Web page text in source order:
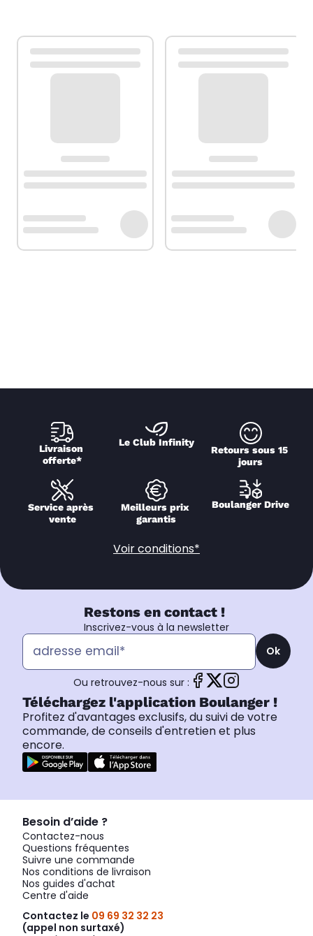
Livraison
offerte*
Le Club Infinity
Retours sous 15
jours
Service après
vente
Meilleurs prix
garantis
Boulanger Drive
Voir conditions*
Restons en contact !
Inscrivez-vous à la newsletter
Ok
Ou retrouvez-nous sur :
Téléchargez l'application Boulanger !
Profitez d'avantages exclusifs, du suivi de votre
commande, de conseils d'entretien et plus
encore.
Besoin d’aide ?
Contactez-nous
Questions fréquentes
Suivre une commande
Nos conditions de livraison
Nos guides d'achat
Centre d'aide
Contactez le 09 69 32 32 23
(appel non surtaxé)